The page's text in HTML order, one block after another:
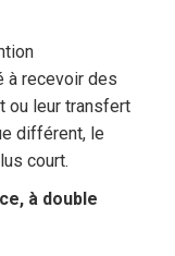
à recevoir des
ou leur transfert
différent, le
court.
à double